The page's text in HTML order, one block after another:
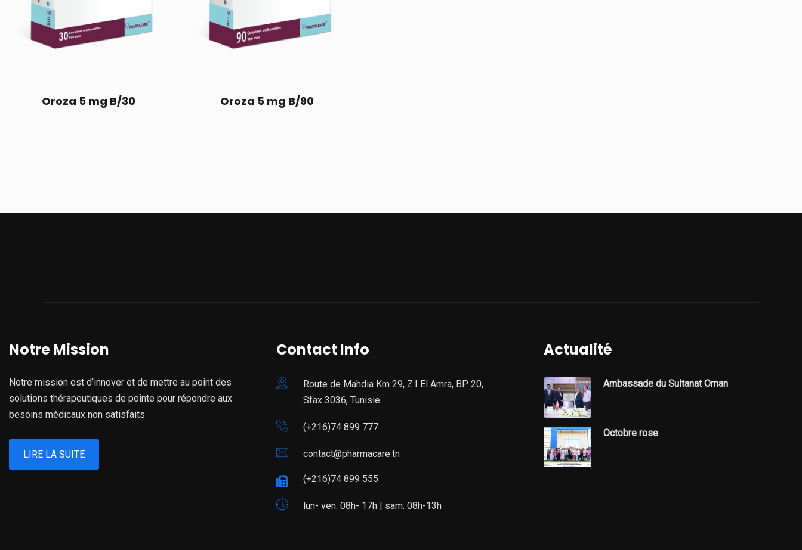
Oroza 5 mg B/30 Oroza 5 mg B/90
Notre Mission
Notre mission est d’innover et de mettre au point des
solutions thérapeutiques de pointe pour répondre aux
besoins médicaux non satisfaits
LIRE LA SUITE
Contact Info
Route de Mahdia Km 29, Z.I El Amra, BP 20,
Sfax 3036, Tunisie.
(+216)74 899 777
contact@pharmacare.tn
(+216)74 899 555
lun- ven: 08h- 17h | sam: 08h-13h
Actualité
Ambassade du Sultanat Oman
Octobre rose